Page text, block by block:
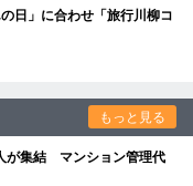
日」に合わせ「旅行川柳コ
もっと見る
が集結 マンション管理代